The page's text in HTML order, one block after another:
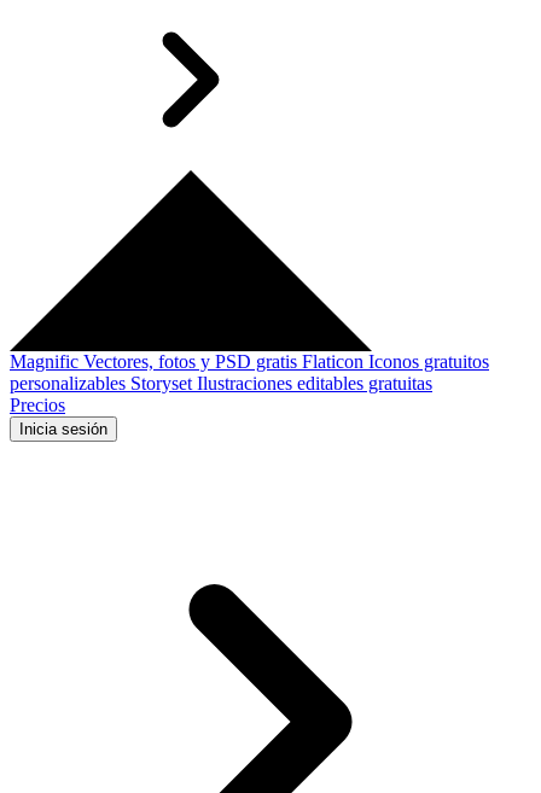
Magnific Vectores, fotos y PSD gratis Flaticon Iconos gratuitos
personalizables Storyset Ilustraciones editables gratuitas
Precios
Inicia sesión